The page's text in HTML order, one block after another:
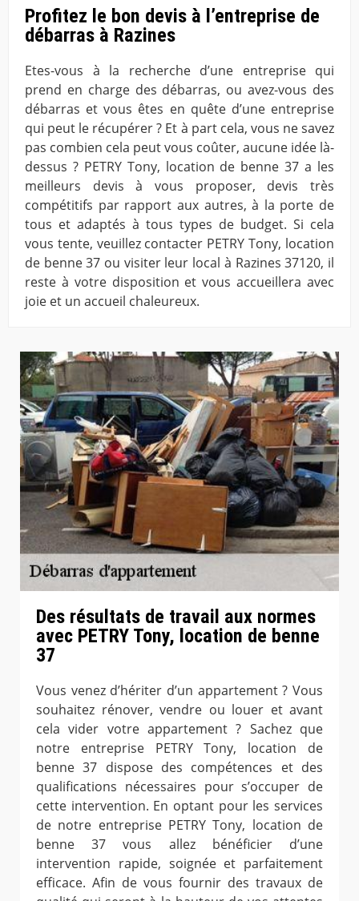
Profitez le bon devis à l’entreprise de
débarras à Razines
Etes-vous à la recherche d’une entreprise qui
prend en charge des débarras, ou avez-vous des
débarras et vous êtes en quête d’une entreprise
qui peut le récupérer ? Et à part cela, vous ne savez
pas combien cela peut vous coûter, aucune idée là-
dessus ? PETRY Tony, location de benne 37 a les
meilleurs devis à vous proposer, devis très
compétitifs par rapport aux autres, à la porte de
tous et adaptés à tous types de budget. Si cela
vous tente, veuillez contacter PETRY Tony, location
de benne 37 ou visiter leur local à Razines 37120, il
reste à votre disposition et vous accueillera avec
joie et un accueil chaleureux.
Des résultats de travail aux normes
avec PETRY Tony, location de benne
37
Vous venez d’hériter d’un appartement ? Vous
souhaitez rénover, vendre ou louer et avant
cela vider votre appartement ? Sachez que
notre entreprise PETRY Tony, location de
benne 37 dispose des compétences et des
qualifications nécessaires pour s’occuper de
cette intervention. En optant pour les services
de notre entreprise PETRY Tony, location de
benne 37 vous allez bénéficier d’une
intervention rapide, soignée et parfaitement
efficace. Afin de vous fournir des travaux de